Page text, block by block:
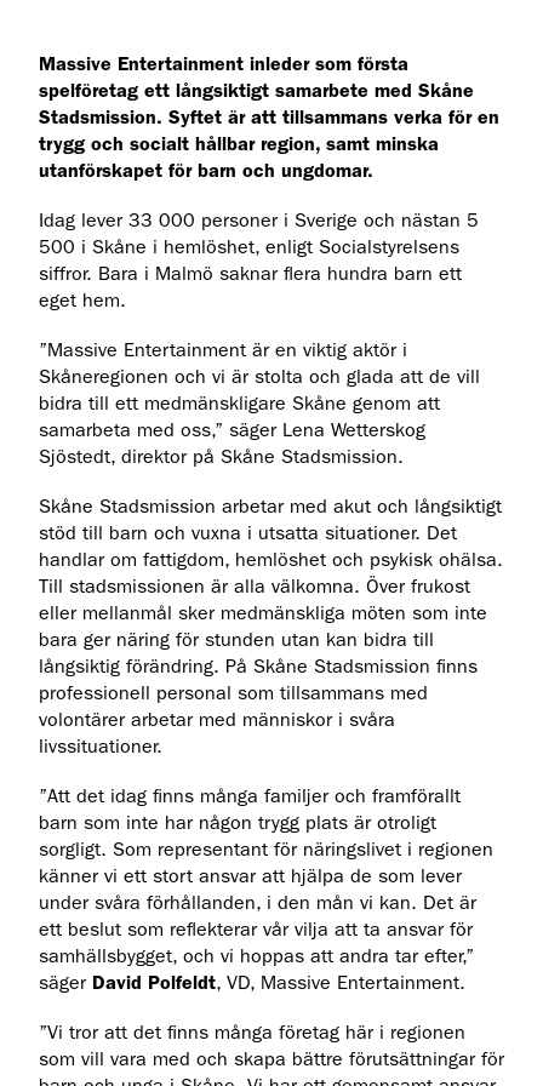
Massive Entertainment inleder som första
spelföretag ett långsiktigt samarbete med Skåne
Stadsmission. Syftet är att tillsammans verka för en
trygg och socialt hållbar region, samt minska
utanförskapet för barn och ungdomar.
Idag lever 33 000 personer i Sverige och nästan 5
500 i Skåne i hemlöshet, enligt Socialstyrelsens
siffror. Bara i Malmö saknar flera hundra barn ett
eget hem.
”Massive Entertainment är en viktig aktör i
Skåneregionen och vi är stolta och glada att de vill
bidra till ett medmänskligare Skåne genom att
samarbeta med oss,” säger Lena Wetterskog
Sjöstedt, direktor på Skåne Stadsmission.
Skåne Stadsmission arbetar med akut och långsiktigt
stöd till barn och vuxna i utsatta situationer. Det
handlar om fattigdom, hemlöshet och psykisk ohälsa.
Till stadsmissionen är alla välkomna. Över frukost
eller mellanmål sker medmänskliga möten som inte
bara ger näring för stunden utan kan bidra till
långsiktig förändring. På Skåne Stadsmission finns
professionell personal som tillsammans med
volontärer arbetar med människor i svåra
livssituationer.
”Att det idag finns många familjer och framförallt
barn som inte har någon trygg plats är otroligt
sorgligt. Som representant för näringslivet i regionen
känner vi ett stort ansvar att hjälpa de som lever
under svåra förhållanden, i den mån vi kan. Det är
ett beslut som reflekterar vår vilja att ta ansvar för
samhällsbygget, och vi hoppas att andra tar efter,”
säger David Polfeldt, VD, Massive Entertainment.
”Vi tror att det finns många företag här i regionen
som vill vara med och skapa bättre förutsättningar för